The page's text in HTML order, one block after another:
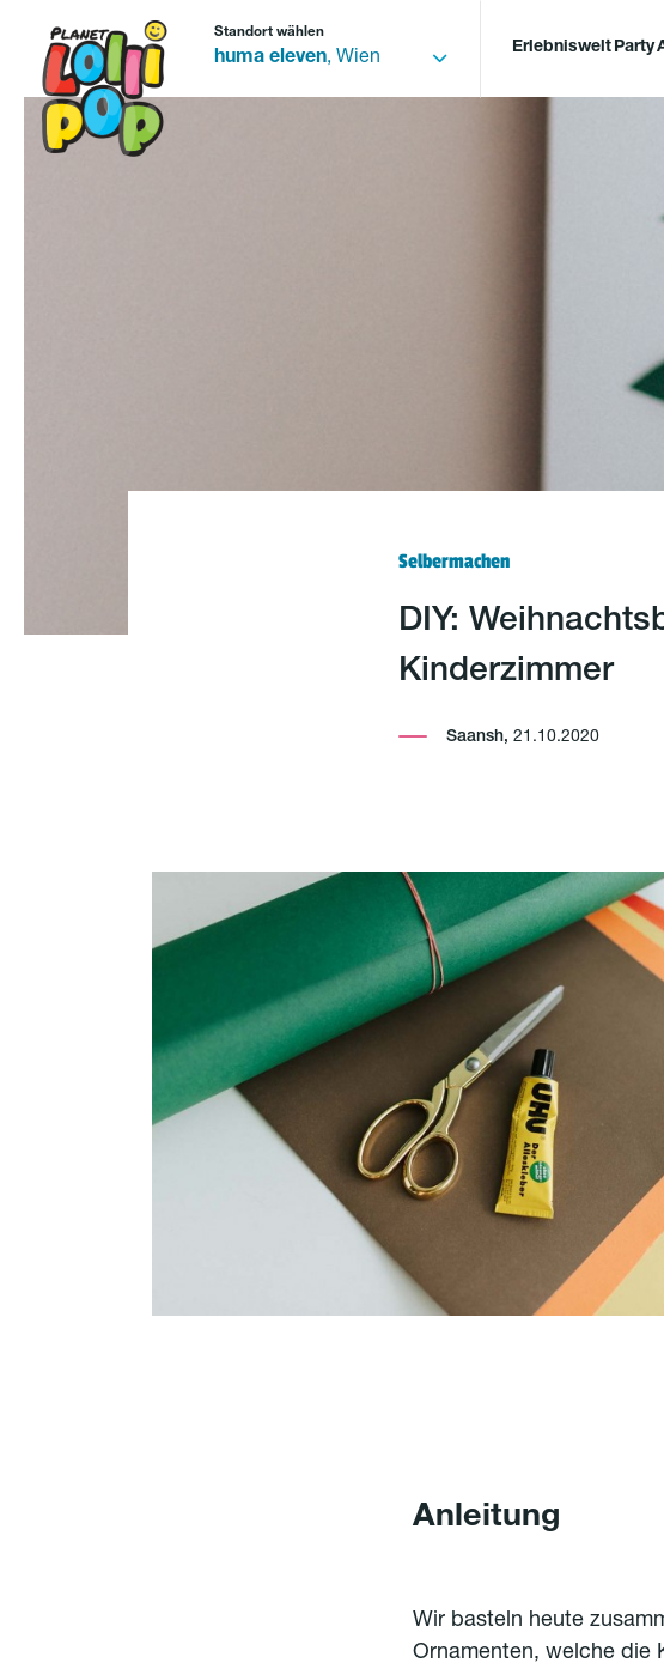
Standort wählen
huma eleven, Wien
Erlebniswelt Party
Selbermachen
DIY:
Kinderzimmer
Saansh, 21.10.2020
Anleitung
Wir basteln heute
Ornamenten, welche die